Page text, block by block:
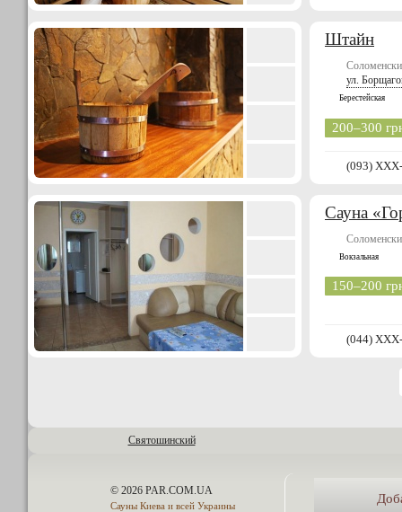
Штайн
ул.
Берестейская
200–300
(093)
Сауна
Вокзальная
150–200
(044)
Святошинский
© 2026 PAR.COM.UA
Сауны Киева и всей Украины